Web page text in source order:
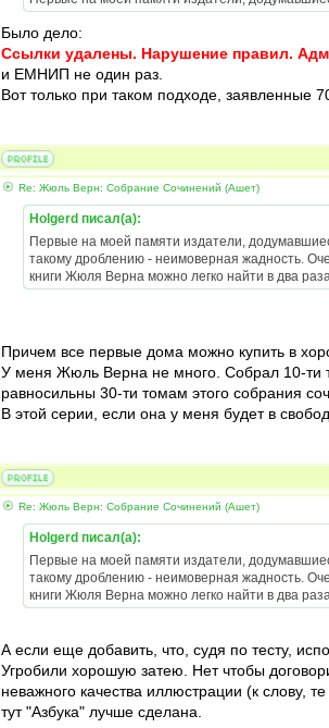
Было дело:
Ссылки удалены. Нарушение правил.
и ЕМНИП не один раз.
Вот только при таком подходе, заявленные
Re: Жюль Верн: Собрание Сочинений (Ашет)
Holgerd писал(а):
Первые на моей памяти издатели,
такому дроблению - неимоверная жадность.
книги Жюля Верна можно легко найти в два
Причем все первые дома можно купить в
У меня Жюль Верна не много. Собрал 10-ти
равносильны 30-ти томам этого собрания
В этой серии, если она у меня будет в
Re: Жюль Верн: Собрание Сочинений (Ашет)
Holgerd писал(а):
Первые на моей памяти издатели,
такому дроблению - неимоверная жадность.
книги Жюля Верна можно легко найти в два
А если еще добавить, что, судя по тесту,
Угробили хорошую затею. Нет чтобы
неважного качества иллюстрации (к слову,
тут "Азбука" лучше сделана.